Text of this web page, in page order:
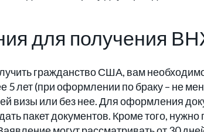
для получения
гражданство США, вам
5 лет (при оформлении по браку – не
визы или без нее. Для оформления
пакет документов. Кроме того,